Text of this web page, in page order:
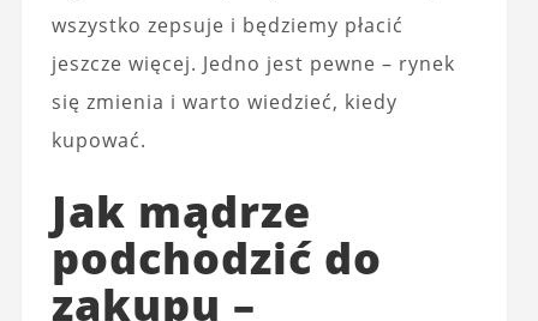
wszystko zepsuje i będziemy płacić
jeszcze więcej. Jedno jest pewne – rynek
się zmienia i warto wiedzieć, kiedy
kupować.
Jak mądrze
podchodzić do
zakupu –